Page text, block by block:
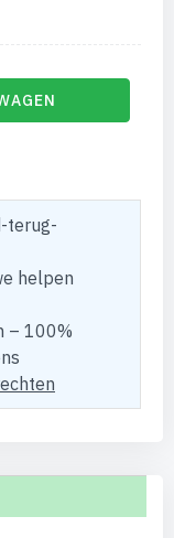
terug-
helpen
– 100%